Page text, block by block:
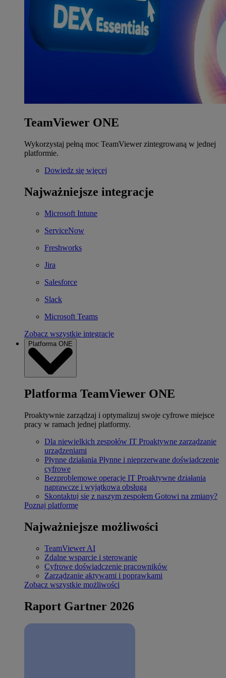
TeamViewer ONE
Wykorzystaj pełną moc TeamViewer zintegrowaną w jednej
platformie.
Dowiedz się więcej
Najważniejsze integracje
Microsoft Intune
ServiceNow
Freshworks
Jira
Salesforce
Slack
Microsoft Teams
Zobacz wszystkie integracje
Platforma ONE
Platforma TeamViewer ONE
Proaktywnie zarządzaj i optymalizuj swoje cyfrowe miejsce
pracy w ramach jednej platformy.
Dla niewielkich zespołów IT Proaktywne zarządzanie
urządzeniami
Płynne działania Płynne i nieprzerwane doświadczenie
cyfrowe
Bezproblemowe operacje IT Proaktywne działania
naprawcze i wyjątkowa obsługa
Skontaktuj się z naszym zespołem Gotowi na zmiany?
Poznaj platformę
Najważniejsze możliwości
TeamViewer AI
Zdalne wsparcie i sterowanie
Cyfrowe doświadczenie pracowników
Zarządzanie aktywami i poprawkami
Zobacz wszystkie możliwości
Raport Gartner 2026